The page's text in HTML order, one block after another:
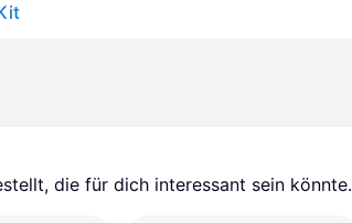
die für dich interessant sein könnte.